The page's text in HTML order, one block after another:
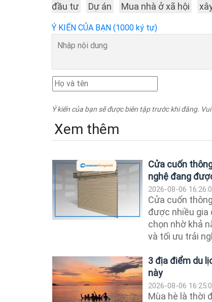
đầu tư
Dự án Mua nhà ở xã hội
Ý KIẾN CỦA BẠN (1000 ký tự)
Ý kiến của bạn sẽ được biên tập trước khi đăng.
Xem thêm
Cửa cuốn
nghệ đang
2026-08-06
Cửa cuốn
được nhiều gia
chọn nhờ khả
và tối ưu trải
3 địa điểm du
này
2026-08-06
Mùa hè là thời